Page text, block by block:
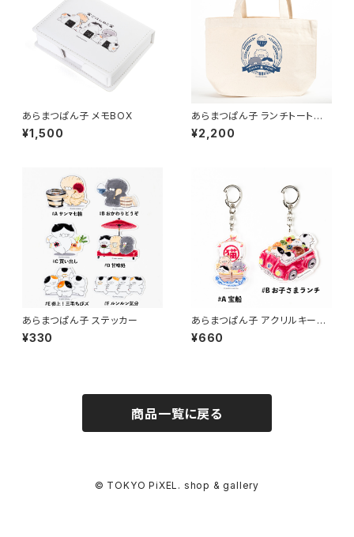
あらまつぱん子 メモBOX
¥1,500
あらまつぱん子 ランチトートバッ
グ
¥2,200
あらまつぱん子 ステッカー
¥330
あらまつぱん子 アクリルキーホ
ルダー
¥660
商品一覧に戻る
© TOKYO PiXEL. shop & gallery